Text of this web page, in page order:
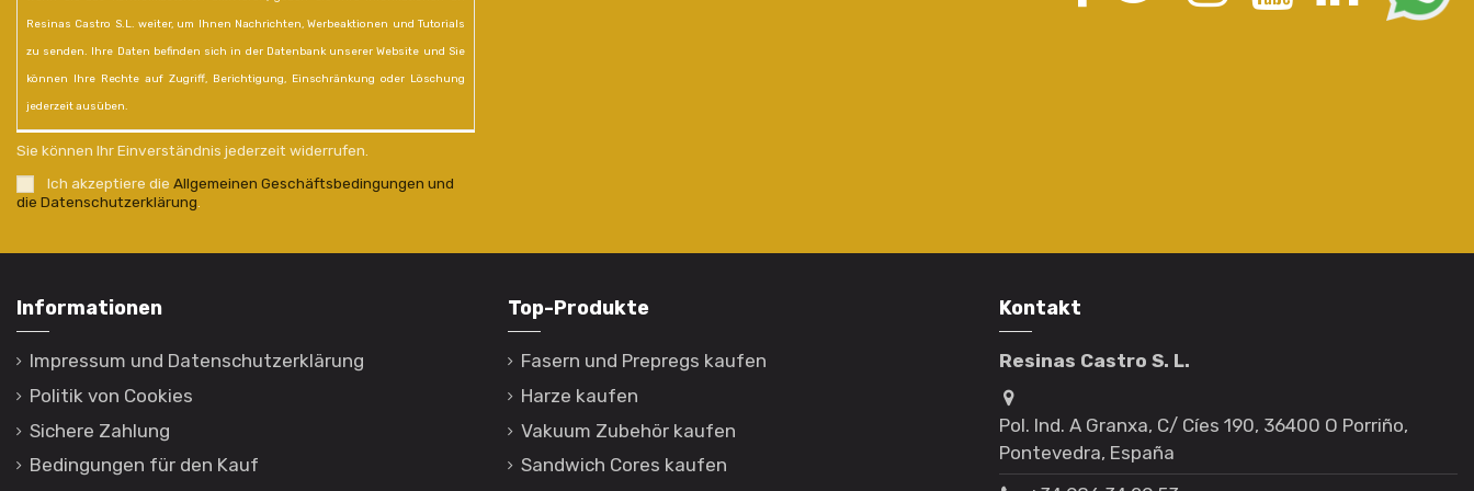
Resinas Castro S.L. weiter, um Ihnen Nachrichten, Werbeaktionen und Tutorials
zu senden. Ihre Daten befinden sich in der Datenbank unserer Website und Sie
können Ihre Rechte auf Zugriff, Berichtigung, Einschränkung oder Löschung
jederzeit ausüben.
Sie können Ihr Einverständnis jederzeit widerrufen.
Ich akzeptiere die Allgemeinen Geschäftsbedingungen und
die Datenschutzerklärung.
Informationen
Impressum und Datenschutzerklärung
Politik von Cookies
Sichere Zahlung
Bedingungen für den Kauf
Top-Produkte
Fasern und Prepregs kaufen
Harze kaufen
Vakuum Zubehör kaufen
Sandwich Cores kaufen
Kontakt
Resinas Castro S. L.
Pol. Ind. A Granxa, C/ Cíes 190, 36400 O Porriño,
Pontevedra, España